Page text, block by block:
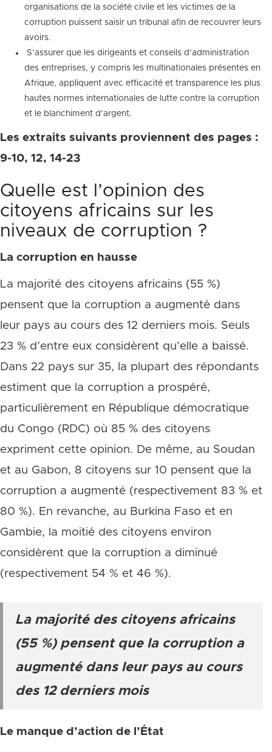
organisations de la société civile et les victimes de la
corruption puissent saisir un tribunal afin de recouvrer leurs
avoirs.
 S’assurer que les dirigeants et conseils d’administration
des entreprises, y compris les multinationales présentes en
Afrique, appliquent avec efficacité et transparence les plus
hautes normes internationales de lutte contre la corruption
et le blanchiment d’argent.
Les extraits suivants proviennent des pages :
9-10, 12, 14-23
Quelle est l’opinion des
citoyens africains sur les
niveaux de corruption ?
La corruption en hausse
La majorité des citoyens africains (55 %)
pensent que la corruption a augmenté dans
leur pays au cours des 12 derniers mois. Seuls
23 % d’entre eux considèrent qu’elle a baissé.
Dans 22 pays sur 35, la plupart des répondants
estiment que la corruption a prospéré,
particulièrement en République démocratique
du Congo (RDC) où 85 % des citoyens
expriment cette opinion. De même, au Soudan
et au Gabon, 8 citoyens sur 10 pensent que la
corruption a augmenté (respectivement 83 % et
80 %). En revanche, au Burkina Faso et en
Gambie, la moitié des citoyens environ
considèrent que la corruption a diminué
(respectivement 54 % et 46 %).
La majorité des citoyens africains
(55 %) pensent que la corruption a
augmenté dans leur pays au cours
des 12 derniers mois
Le manque d’action de l’État